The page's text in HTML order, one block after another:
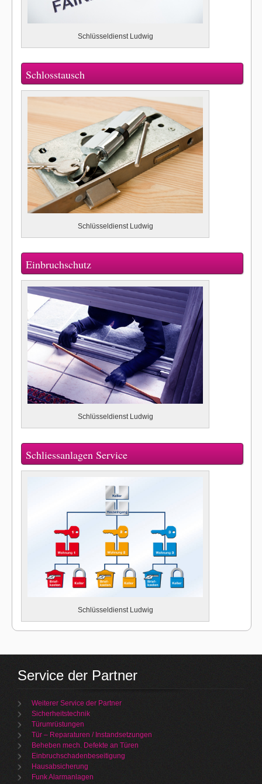
Schlüsseldienst Ludwig
Schlosstausch
Schlüsseldienst Ludwig
Einbruchschutz
Schlüsseldienst Ludwig
Schliessanlagen Service
Schlüsseldienst Ludwig
Service der Partner
Weiterer Service der Partner
Sicherheitstechnik
Türumrüstungen
Tür – Reparaturen / Instandsetzungen
Beheben mech. Defekte an Türen
Einbruchschadenbeseitigung
Hausabsicherung
Funk Alarmanlagen